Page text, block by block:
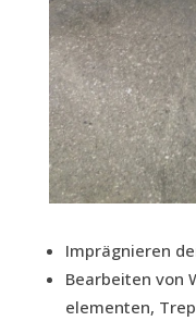
Imprä­gnie­ren
Bear­bei­ten von
ele­men­ten,